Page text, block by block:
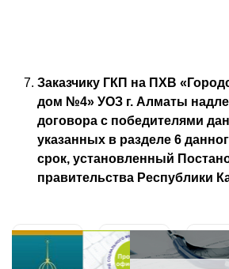
Заказчику ГКП на ПХВ
дом №4» УОЗ г. Алматы
договора с победителями
указанных в разделе 6
срок, установленный
правительства Республики